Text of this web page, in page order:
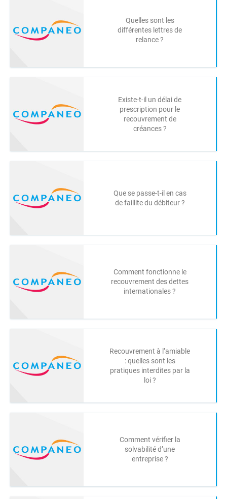
Quelles sont les
différentes lettres de
relance ?
Existe-t-il un délai de
prescription pour le
recouvrement de
créances ?
Que se passe-t-il en cas
de faillite du débiteur ?
Comment fonctionne le
recouvrement des dettes
internationales ?
Recouvrement à l’amiable
: quelles sont les
pratiques interdites par la
loi ?
Comment vérifier la
solvabilité d’une
entreprise ?